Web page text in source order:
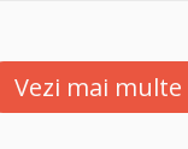
Vezi mai multe